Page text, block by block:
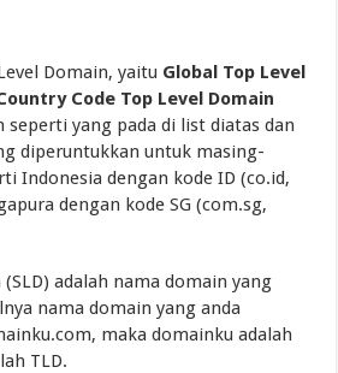
Domain, yaitu Global Top Level
Code Top Level Domain
seperti yang pada di list diatas dan
diperuntukkan untuk masing-
Indonesia dengan kode ID (co.id,
dengan kode SG (com.sg,
adalah nama domain yang
nama domain yang anda
maka domainku adalah
TLD.